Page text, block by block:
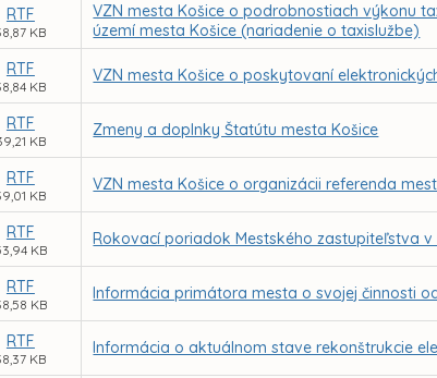
RTF
KB
VZN mesta Košice o podrobnostiach výkonu
území mesta Košice (nariadenie o taxislužbe)
RTF
KB
VZN mesta Košice o poskytovaní
RTF
KB
Zmeny a doplnky Štatútu mesta Košice
RTF
KB
VZN mesta Košice o organizácii referenda
RTF
KB
Rokovací poriadok Mestského zastupiteľstva v
RTF
KB
Informácia primátora mesta o svojej činnosti
RTF
KB
Informácia o aktuálnom stave rekonštrukcie